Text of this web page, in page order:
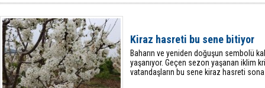
Alto,
Chp
Kiraz hasreti bu sene bitiyor
​Baharın ve yeniden doğuşun sembolü
yaşanıyor. Geçen sezon yaşanan iklim
vatandaşların bu sene kiraz hasreti